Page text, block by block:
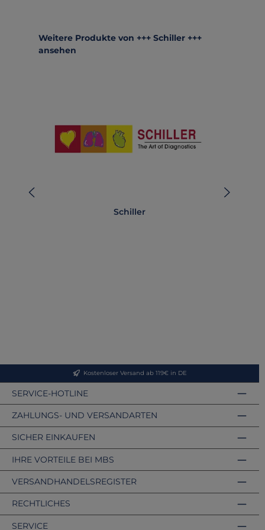
Produktgalerie überspringen
Weitere Produkte von +++ Schiller +++
ansehen
Schiller
Kostenloser Versand ab 119€ in DE
SERVICE-HOTLINE
ZAHLUNGS- UND VERSANDARTEN
VERSANDHANDELSREGISTER
SICHER EINKAUFEN
IHRE VORTEILE BEI MBS
RECHTLICHES
SERVICE